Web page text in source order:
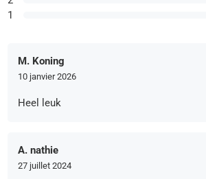
1
M. Koning
10 janvier 2026
Heel leuk
A. nathie
27 juillet 2024